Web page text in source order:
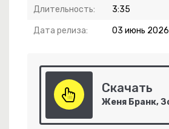
Длительность: 3:35
Дата релиза: 03 июнь 2026
Скачать